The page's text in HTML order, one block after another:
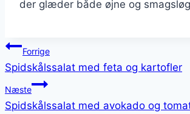
der glæder både øjne og
Indlægsnavigation
Forrige
Spidskålssalat med feta og kartofler
Næste
Spidskålssalat med avokado og